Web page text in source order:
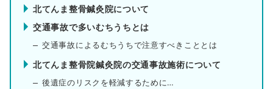
北てんま整骨鍼灸院について
交通事故で多いむちうちとは
交通事故によるむちうちで注意すべきこととは
北てんま整骨院鍼灸院の交通事故施術について
後遺症のリスクを軽減するために…